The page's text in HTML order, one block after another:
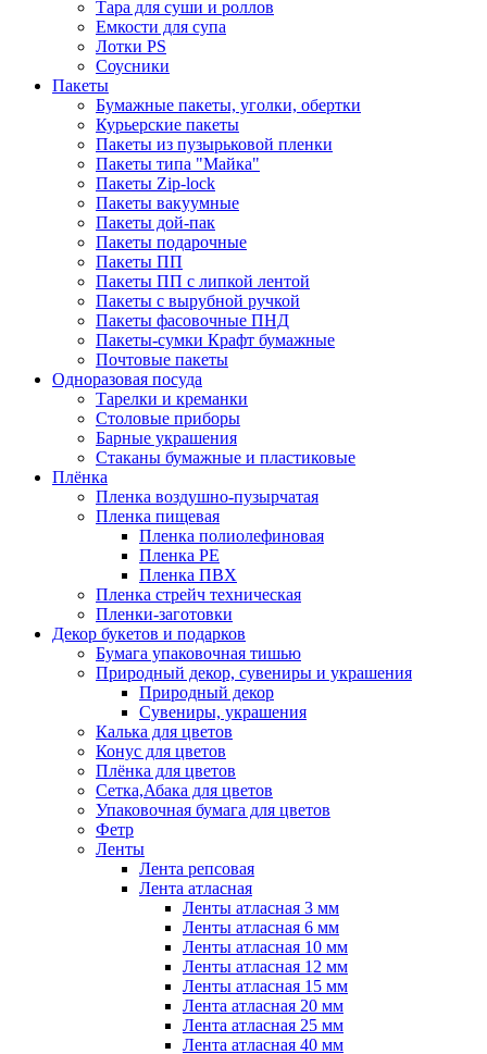
Тара для суши и роллов
Емкости для супа
Лотки PS
Соусники
Пакеты
Бумажные пакеты, уголки, обертки
Курьерские пакеты
Пакеты из пузырьковой пленки
Пакеты типа "Майка"
Пакеты Zip-lock
Пакеты вакуумные
Пакеты дой-пак
Пакеты подарочные
Пакеты ПП
Пакеты ПП с липкой лентой
Пакеты с вырубной ручкой
Пакеты фасовочные ПНД
Пакеты-сумки Крафт бумажные
Почтовые пакеты
Одноразовая посуда
Тарелки и креманки
Столовые приборы
Барные украшения
Стаканы бумажные и пластиковые
Плёнка
Пленка воздушно-пузырчатая
Пленка пищевая
Пленка полиолефиновая
Пленка PE
Пленка ПВХ
Пленка стрейч техническая
Пленки-заготовки
Декор букетов и подарков
Бумага упаковочная тишью
Природный декор, сувениры и украшения
Природный декор
Сувениры, украшения
Калька для цветов
Конус для цветов
Плёнка для цветов
Сетка,Абака для цветов
Упаковочная бумага для цветов
Фетр
Ленты
Лента репсовая
Лента атласная
Ленты атласная 3 мм
Ленты атласная 6 мм
Ленты атласная 10 мм
Ленты атласная 12 мм
Ленты атласная 15 мм
Лента атласная 20 мм
Лента атласная 25 мм
Лента атласная 40 мм